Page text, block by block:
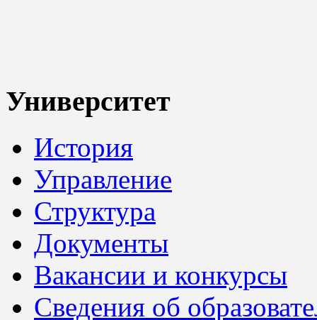
Университет
История
Управление
Структура
Документы
Вакансии и конкурсы
Сведения об